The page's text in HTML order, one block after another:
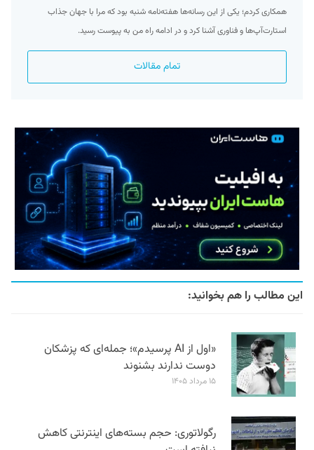
همکاری کردم؛ یکی از این رسانه‌ها هفته‌نامه شنبه بود که مرا با جهان جذاب
استارت‌آپ‌ها و فناوری آشنا کرد و در ادامه راه من به پیوست رسید.
تمام مقالات
این مطالب را هم بخوانید:
«اول از AI پرسیدم»؛ جمله‌ای که پزشکان
دوست ندارند بشنوند
۱۵ مرداد ۱۴۰۵
رگولاتوری: حجم بسته‌های اینترنتی کاهش